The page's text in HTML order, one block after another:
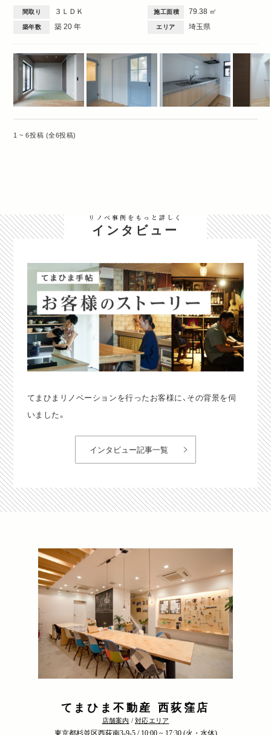
間取り ３ＬＤＫ 施工面積 79.38 ㎡
築年数 築 20 年 エリア 埼玉県
1 ~ 6投稿 (全6投稿)
リノベ事例をもっと詳しく
インタビュー
てまひまリノベーションを行ったお客様に、その背景を伺
いました。
インタビュー記事一覧
てまひま不動産 西荻窪店
店舗案内 /対応エリア
東京都杉並区西荻南3-9-5 / 10:00 ~ 17:30 (火・水休)